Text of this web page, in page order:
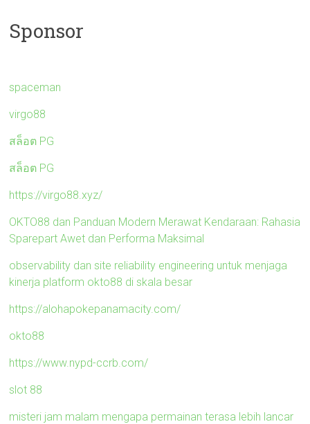
Sponsor
spaceman
virgo88
สล็อต PG
สล็อต PG
https://virgo88.xyz/
OKTO88 dan Panduan Modern Merawat Kendaraan: Rahasia
Sparepart Awet dan Performa Maksimal
observability dan site reliability engineering untuk menjaga
kinerja platform okto88 di skala besar
https://alohapokepanamacity.com/
okto88
https://www.nypd-ccrb.com/
slot 88
misteri jam malam mengapa permainan terasa lebih lancar